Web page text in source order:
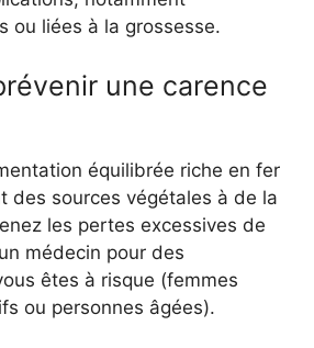
ou liées à la grossesse.
une carence
équilibrée riche en fer
des sources végétales à de la
les pertes excessives de
médecin pour des
êtes à risque (femmes
ou personnes âgées).